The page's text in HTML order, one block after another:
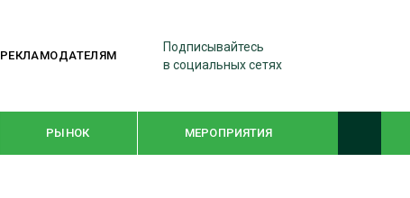
РЕКЛАМОДАТЕЛЯМ
Подписывайтесь
в социальных сетях
РЫНОК МЕРОПРИЯТИЯ